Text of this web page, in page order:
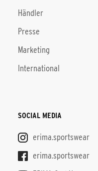
Händler
Presse
Marketing
International
SOCIAL MEDIA
erima.sportswear
erima.sportswear